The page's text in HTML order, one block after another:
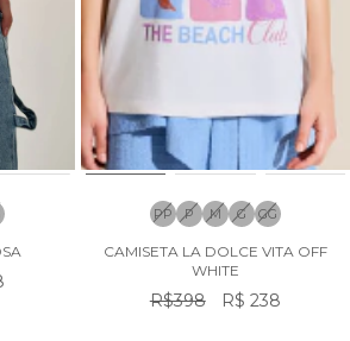
PP P M G GG
CAMISETA LA DOLCE VITA OFF
WHITE
R$398 R$ 238